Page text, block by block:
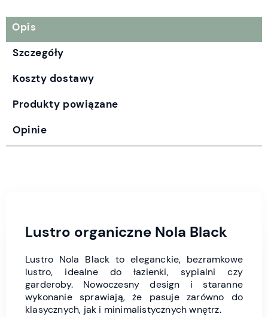
Opis
Szczegóły
Koszty dostawy
Produkty powiązane
Opinie
Lustro organiczne Nola Black
Lustro Nola Black to eleganckie, bezramkowe
lustro, idealne do łazienki, sypialni czy
garderoby. Nowoczesny design i staranne
wykonanie sprawiają, że pasuje zarówno do
klasycznych, jak i minimalistycznych wnętrz.